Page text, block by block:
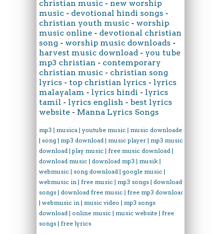
christian music - new worship
music - devotional hindi songs -
christian youth music - worship
music online - devotional christian
song - worship music downloads -
harvest music download - you tube
mp3 christian - contemporary
christian music - christian song
lyrics - top christian lyrics - lyrics
malayalam - lyrics hindi - lyrics
tamil - lyrics english - best lyrics
website - Manna Lyrics Songs
mp3 | musica | youtube music | music downloader
| song | mp3 download | music player | mp3 music
download | play music | free music download |
download music | download mp3 | musik |
webmusic | song download | google music |
webmusic in | free music | mp3 songs | download
songs | download free music | free mp3 download
| webmusic in | music video | mp3 songs
download | online music | music website | free
songs | free lyrics